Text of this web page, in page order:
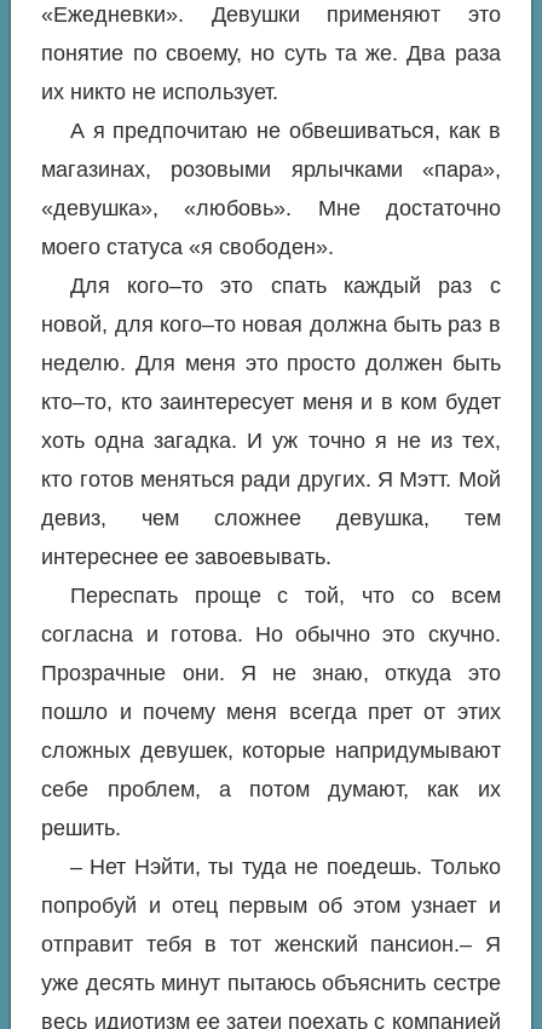
«Ежедневки». Девушки применяют это
понятие по своему, но суть та же. Два раза
их никто не использует.
А я предпочитаю не обвешиваться, как в
магазинах, розовыми ярлычками «пара»,
«девушка», «любовь». Мне достаточно
моего статуса «я свободен».
Для кого–то это спать каждый раз с
новой, для кого–то новая должна быть раз в
неделю. Для меня это просто должен быть
кто–то, кто заинтересует меня и в ком будет
хоть одна загадка. И уж точно я не из тех,
кто готов меняться ради других. Я Мэтт. Мой
девиз, чем сложнее девушка, тем
интереснее ее завоевывать.
Переспать проще с той, что со всем
согласна и готова. Но обычно это скучно.
Прозрачные они. Я не знаю, откуда это
пошло и почему меня всегда прет от этих
сложных девушек, которые напридумывают
себе проблем, а потом думают, как их
решить.
– Нет Нэйти, ты туда не поедешь. Только
попробуй и отец первым об этом узнает и
отправит тебя в тот женский пансион.– Я
уже десять минут пытаюсь объяснить сестре
весь идиотизм ее затеи поехать с компанией